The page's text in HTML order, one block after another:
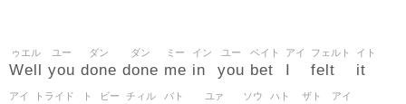
Well
ゥエル
you
ユー
done
ダン
done
ダン
me
ミー
in
イン
you
ユー
bet
ベイト
I
アイ
felt
フェルト
it
イト
アイ トライド ト ビー チィル バト ユァ ソウ ハト ザト アイ